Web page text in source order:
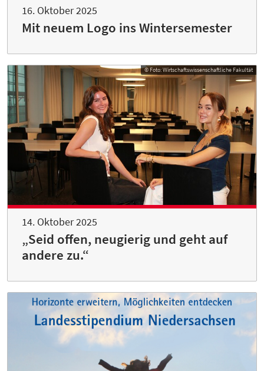
16. Oktober 2025
Mit neuem Logo ins Wintersemester
© Foto: Wirtschaftswissenschaftliche Fakultät
14. Oktober 2025
„Seid offen, neugierig und geht auf
andere zu.“